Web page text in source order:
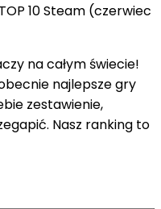
10 Steam (czerwiec
na całym świecie!
najlepsze gry
zestawienie,
Nasz ranking to